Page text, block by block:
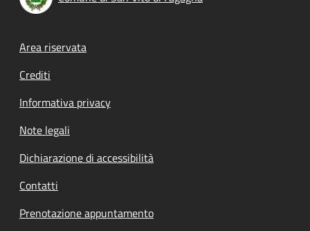
Footer menu
Area riservata
Crediti
Informativa privacy
Note legali
Dichiarazione di accessibilità
Contatti
Prenotazione appuntamento